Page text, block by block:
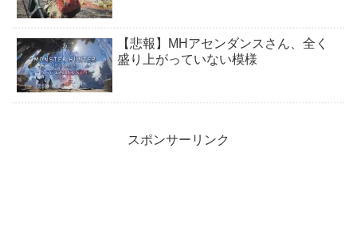
【悲報】MHアセンダンスさん、全く
盛り上がっていない模様
スポンサーリンク